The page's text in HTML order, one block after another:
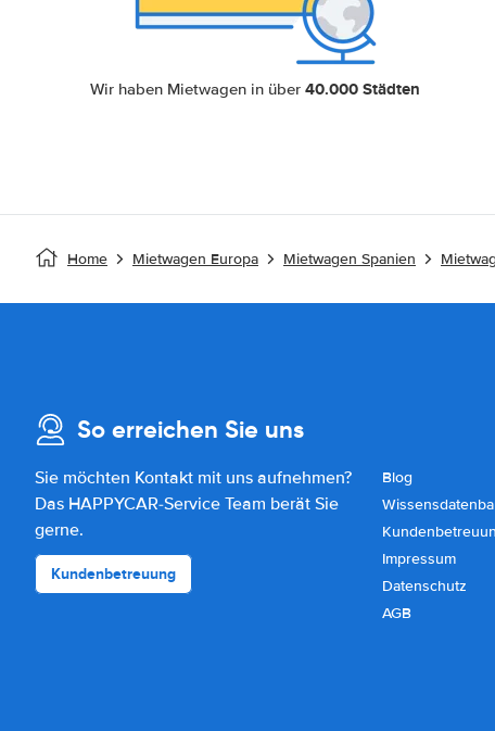
Wir haben Mietwagen in über40.000 Städten
Home Mietwagen Europa Mietwagen Spanien
So erreichen Sie uns
Sie möchten Kontakt mit uns aufnehmen?
Das HAPPYCAR-Service Team berät Sie
gerne.
Kundenbetreuung
Blog
Impressum
Datenschutz
AGB